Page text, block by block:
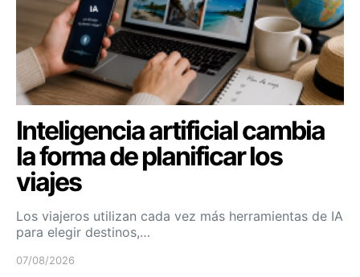
Inteligencia artificial cambia
la forma de planificar los
viajes
Los viajeros utilizan cada vez más herramientas de IA
para elegir destinos,…
07/08/2026